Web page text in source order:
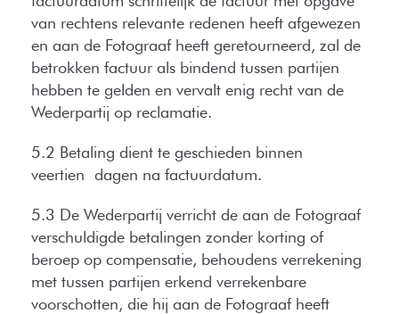
van rechtens relevante redenen heeft afgewezen
en aan de Fotograaf heeft geretourneerd, zal de
betrokken factuur als bindend tussen partijen
hebben te gelden en vervalt enig recht van de
Wederpartij op reclamatie.
5.2 Betaling dient te geschieden binnen
veertien dagen na factuurdatum.
5.3 De Wederpartij verricht de aan de Fotograaf
verschuldigde betalingen zonder korting of
beroep op compensatie, behoudens verrekening
met tussen partijen erkend verrekenbare
voorschotten, die hij aan de Fotograaf heeft